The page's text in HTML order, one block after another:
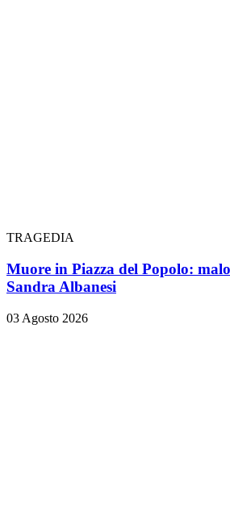
TRAGEDIA
Muore in Piazza del Popolo:
Sandra Albanesi
03 Agosto 2026